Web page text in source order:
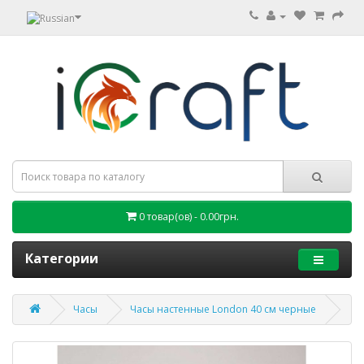
0 товар(ов) - 0.00грн.
Категории
Часы Часы настенные London 40 см черные